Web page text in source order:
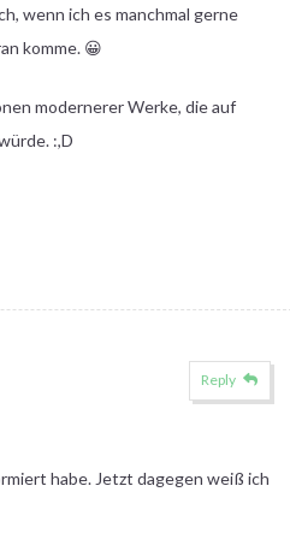
wenn ich es manchmal gerne
komme. 😀
modernerer Werke, die auf
:,D
habe. Jetzt dagegen weiß ich
Reply